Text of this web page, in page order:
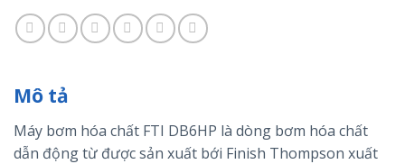
Mô tả
Máy bơm hóa chất FTI DB6HP là dòng bơm hóa chất
dẫn động từ được sản xuất bới Finish Thompson xuất